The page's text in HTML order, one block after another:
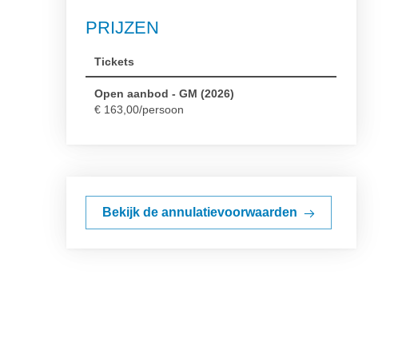
PRIJZEN
Tickets
Open aanbod - GM (2026)
€ 163,00/persoon
VOORWAARDEN
Bekijk de annulatievoorwaarden